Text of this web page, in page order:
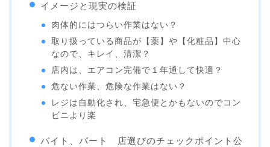
イメージと現実の検証
肉体的にはつらい作業はない？
取り扱っている商品が【薬】や【化粧品】中心
なので、キレイ、清潔？
店内は、エアコン完備で１年通して快適？
危ない作業、危険な作業はない？
レジは自動化され、宅急便とかもないのでコン
ビニより楽
バイト、パート 店選びのチェックポイント公